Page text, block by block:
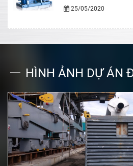
25/05/2020
HÌNH ẢNH DỰ ÁN